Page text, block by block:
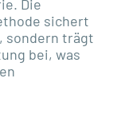
Die
sichert
sondern trägt
bei, was